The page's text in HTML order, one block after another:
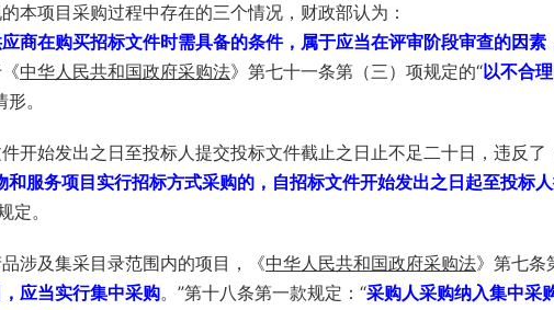
本项目采购过程中存在的三个情况，财政部认为：
商在购买招标文件时需具备的条件，属于应当在评审阶段审查的因
中华人民共和国政府采购法》第七十一条第（三）项规定的“以不合
形。
开始发出之日至投标人提交投标文件截止之日止不足二十日，违反
和服务项目实行招标方式采购的，自招标文件开始发出之日起至投标
定。
涉及集采目录范围内的项目，《中华人民共和国政府采购法》第七条
应当实行集中采购。”第十八条第一款规定：“采购人采购纳入集中采